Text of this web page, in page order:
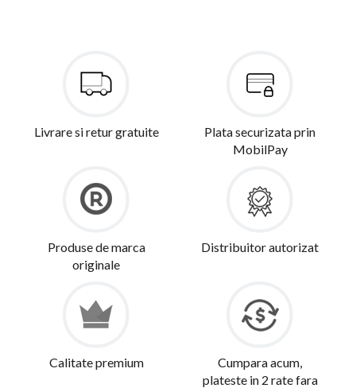
Livrare si retur gratuite
Plata securizata prin
MobilPay
Produse de marca
originale
Distribuitor autorizat
Calitate premium
Cumpara acum,
plateste in 2 rate fara